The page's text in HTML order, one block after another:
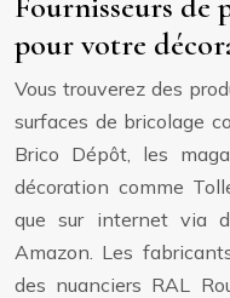
pour votre
Vous trouverez des
surfaces de bricolage
Brico Dépôt, les
décoration comme
que sur internet via
Amazon. Les
des nuanciers RAL